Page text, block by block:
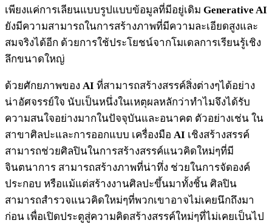
เพียงแค่การเลียนแบบรูปแบบข้อมูลที่มีอยู่เดิม Generative AI
ยังมีความสามารถในการสร้างภาพที่มีความละเอียดสูงและ
สมจริงได้อีก ด้วยการใช้ประโยชน์จากโมเดลการเรียนรู้เชิง
ลึกขนาดใหญ่
ด้วยศักยภาพของ AI ที่สามารถสร้างสรรค์สิ่งต่างๆได้อย่าง
น่าอัศจรรย์ใจ นับเป็นหนึ่งในเหตุผลหลักว่าทำไมจึงได้รับ
ความสนใจอย่างมากในปัจจุบันและอนาคต ตัวอย่างเช่น ใน
สาขาศิลปะและการออกแบบ เครื่องมือ AI เชิงสร้างสรรค์
สามารถช่วยศิลปินในการสร้างสรรค์แนวคิดใหม่ๆที่มี
จินตนาการ สามารถสร้างภาพที่น่าทึ่ง ช่วยในการจัดองค์
ประกอบ หรือแม้แต่สร้างงานศิลปะขึ้นมาทั้งชิ้น ศิลปิน
สามารถสำรวจแนวคิดใหม่ๆที่พวกเขาอาจไม่เคยนึกถึงมา
ก่อน เพื่อเปิดประตูสู่ความคิดสร้างสรรค์ใหม่ๆที่ไม่เคยเป็นไป